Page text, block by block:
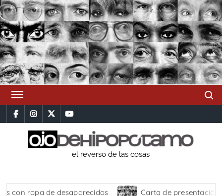
Saltar
al
contenido
facebookinstagram
x youtube
el reverso de las cosas
de desaparecidos Carta de presentación